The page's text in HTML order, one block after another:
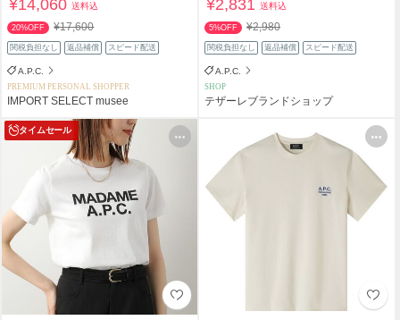
¥14,060送料込
20%OFF ¥17,600
関税負担なし 返品補償 スピード配送
A.P.C.
PREMIUM PERSONAL SHOPPER
IMPORT SELECT musee
¥2,831送料込
5%OFF ¥2,980
関税負担なし 返品補償 スピード配送
A.P.C.
SHOP
テザーレブランドショップ
タイムセール